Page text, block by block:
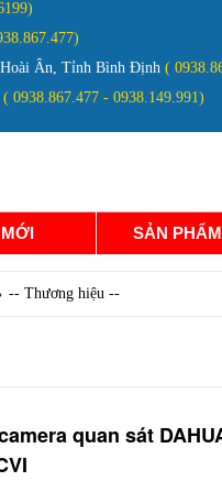
Hoài Ân, Tỉnh Bình Định (
( 0938.867.477 - 0938.149.991)
SẢN
quan sát